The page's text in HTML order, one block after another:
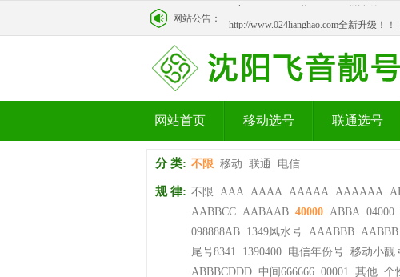
网站公告：
网站首页 移动选号 联通选号
分 类: 不限 移动 联通 电信
规 律: 不限 AAA AAAA AAAAA AAAAAA
AABBCC AABAAB 40000 ABBA 04000
098888AB 1349风水号 AAABBB AABBB
尾号8341
1390400 电信年份号 移动小靓
ABBBCDDD 中间666666 00001 其他 个